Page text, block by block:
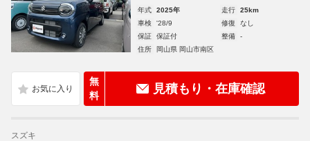
年式 2025年 走行
25km
車検
'28/9 修復
なし
保証
保証付 整備
-
住所
岡山県 岡山市南区
無
料
見積もり・在庫確認
スズキ